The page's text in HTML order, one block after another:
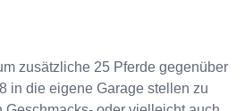
zusätzliche 25 Pferde gegenüber
in die eigene Garage stellen zu